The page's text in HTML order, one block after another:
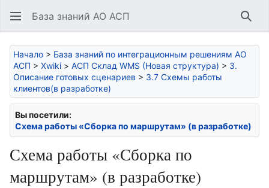
База знаний АО АСП
Начало > База знаний по интеграционным решениям АО
АСП > Xwiki > АСП Склад WMS (Новая структура) > 3.
Описание готовых сценариев > 3.7 Схемы работы
клиентов(в разработке)
Вы посетили:
Схема работы «Сборка по маршрутам» (в разработке)
Схема работы «Сборка по
маршрутам» (в разработке)